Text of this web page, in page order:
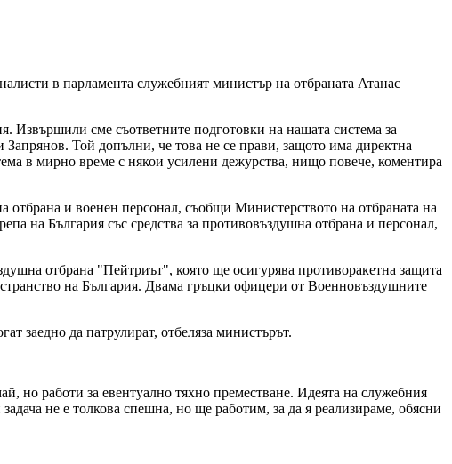
в парламента служебният министър на отбраната Атанас
Извършили сме съответните подготовки на нашата система за
Той допълни, че това не се прави, защото има директна
в мирно време с някои усилени дежурства, нищо повече, коментира
отбрана и военен персонал, съобщи Министерството на отбраната на
на България със средства за противовъздушна отбрана и персонал,
отбрана "Пейтриът", която ще осигурява противоракетна защита
на България. Двама гръцки офицери от Военновъздушните
заедно да патрулират, отбеляза министърът.
но работи за евентуално тяхно преместване. Идеята на служебния
не е толкова спешна, но ще работим, за да я реализираме, обясни